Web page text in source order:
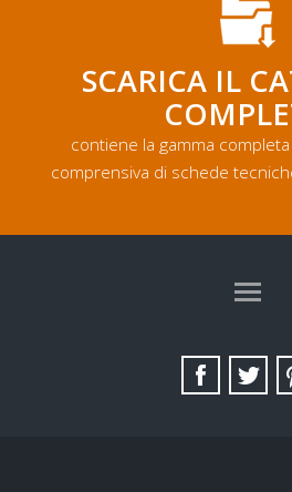
SCARICA IL
contiene la gamma
comprensiva di schede
SITE MAP